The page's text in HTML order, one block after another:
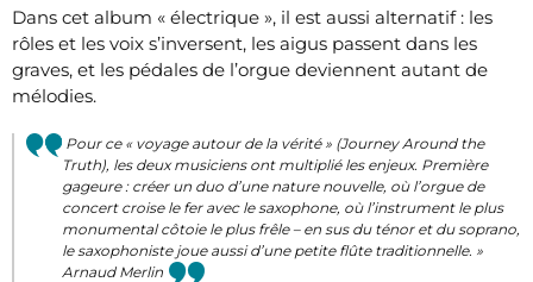
Dans cet album « électrique », il est aussi alternatif : les
rôles et les voix s’inversent, les aigus passent dans les
graves, et les pédales de l’orgue deviennent autant de
mélodies.
Pour ce « voyage autour de la vérité » (Journey Around the
Truth), les deux musiciens ont multiplié les enjeux. Première
gageure : créer un duo d’une nature nouvelle, où l’orgue de
concert croise le fer avec le saxophone, où l’instrument le plus
monumental côtoie le plus frêle – en sus du ténor et du soprano,
le saxophoniste joue aussi d’une petite flûte traditionnelle. »
Arnaud Merlin